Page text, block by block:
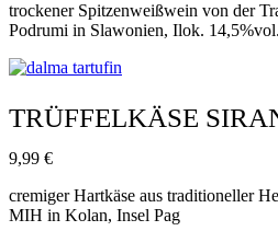
trockener Spitzenweißwein von der
Podrumi in Slawonien, Ilok.
TRÜFFELKÄSE
9,99 €
cremiger Hartkäse aus traditioneller
MIH in Kolan, Insel Pag